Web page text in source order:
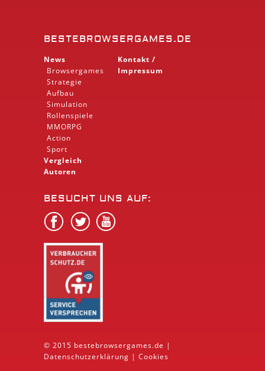
BESTEBROWSERGAMES.DE
News
Browsergames
Strategie
Aufbau
Simulation
Rollenspiele
MMORPG
Action
Sport
Vergleich
Autoren
Kontakt /
Impressum
BESUCHT UNS AUF:
© 2015 bestebrowsergames.de |
Datenschutzerklärung | Cookies